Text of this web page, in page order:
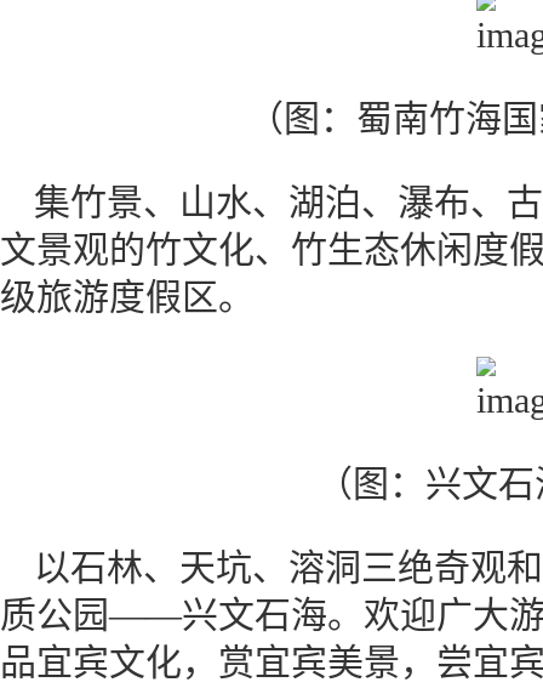
（图：蜀南竹海
集竹景、山水、湖泊、瀑布、
文景观的竹文化、竹生态休闲
级旅游度假区。
（图：兴文
以石林、天坑、溶洞三绝奇观
质公园——兴文石海。欢迎广大
品宜宾文化，赏宜宾美景，尝宜